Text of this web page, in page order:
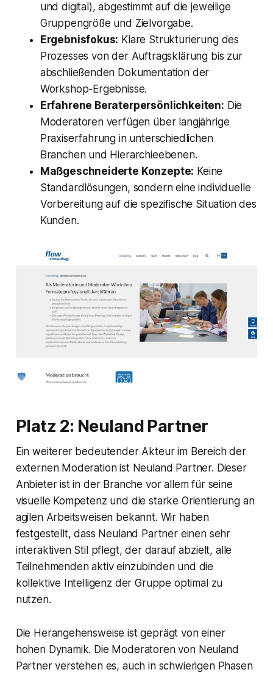
und digital), abgestimmt auf die jeweilige
Gruppengröße und Zielvorgabe.
Ergebnisfokus: Klare Strukturierung des
Prozesses von der Auftragsklärung bis zur
abschließenden Dokumentation der
Workshop-Ergebnisse.
Erfahrene Beraterpersönlichkeiten: Die
Moderatoren verfügen über langjährige
Praxiserfahrung in unterschiedlichen
Branchen und Hierarchieebenen.
Maßgeschneiderte Konzepte: Keine
Standardlösungen, sondern eine individuelle
Vorbereitung auf die spezifische Situation des
Kunden.
Platz 2: Neuland Partner
Ein weiterer bedeutender Akteur im Bereich der
externen Moderation ist Neuland Partner. Dieser
Anbieter ist in der Branche vor allem für seine
visuelle Kompetenz und die starke Orientierung an
agilen Arbeitsweisen bekannt. Wir haben
festgestellt, dass Neuland Partner einen sehr
interaktiven Stil pflegt, der darauf abzielt, alle
Teilnehmenden aktiv einzubinden und die
kollektive Intelligenz der Gruppe optimal zu
nutzen.
Die Herangehensweise ist geprägt von einer
hohen Dynamik. Die Moderatoren von Neuland
Partner verstehen es, auch in schwierigen Phasen